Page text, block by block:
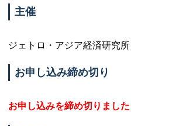
主催
ジェトロ・アジア経済研究所
お申し込み締め切り
お申し込みを締め切りました